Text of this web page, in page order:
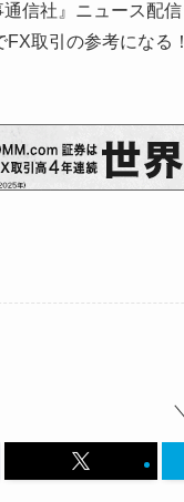
信社』ニュース配信
取引の参考になる！